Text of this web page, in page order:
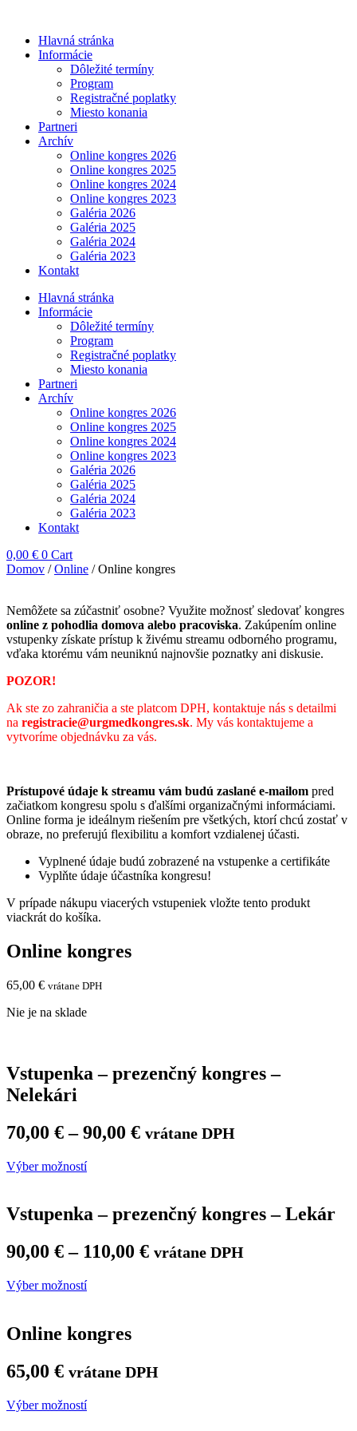
obsah
Hlavná stránka
Informácie
Dôležité termíny
Program
Registračné poplatky
Miesto konania
Partneri
Archív
Online kongres 2026
Online kongres 2025
Online kongres 2024
Online kongres 2023
Galéria 2026
Galéria 2025
Galéria 2024
Galéria 2023
Kontakt
Hlavná stránka
Informácie
Dôležité termíny
Program
Registračné poplatky
Miesto konania
Partneri
Archív
Online kongres 2026
Online kongres 2025
Online kongres 2024
Online kongres 2023
Galéria 2026
Galéria 2025
Galéria 2024
Galéria 2023
Kontakt
0,00 € 0 Cart
Domov /Online / Online kongres
Nemôžete sa zúčastniť osobne? Využite možnosť sledovať kongres
online z pohodlia domova alebo pracoviska. Zakúpením online
vstupenky získate prístup k živému streamu odborného programu,
vďaka ktorému vám neuniknú najnovšie poznatky ani diskusie.
POZOR!
Ak ste zo zahraničia a ste platcom DPH, kontaktuje nás s detailmi
na registracie@urgmedkongres.sk. My vás kontaktujeme a
vytvoríme objednávku za vás.
Prístupové údaje k streamu vám budú zaslané e-mailom pred
začiatkom kongresu spolu s ďalšími organizačnými informáciami.
Online forma je ideálnym riešením pre všetkých, ktorí chcú zostať v
obraze, no preferujú flexibilitu a komfort vzdialenej účasti.
Vyplnené údaje budú zobrazené na vstupenke a certifikáte
Vyplňte údaje účastníka kongresu!
V prípade nákupu viacerých vstupeniek vložte tento produkt
viackrát do košíka.
Online kongres
65,00 € vrátane DPH
Nie je na sklade
Vstupenka – prezenčný kongres –
Nelekári
70,00 €–90,00 € vrátane DPH
Výber možností
Vstupenka – prezenčný kongres – Lekár
90,00 €– 110,00 € vrátane DPH
Výber možností
Online kongres
65,00 € vrátane DPH
Výber možností